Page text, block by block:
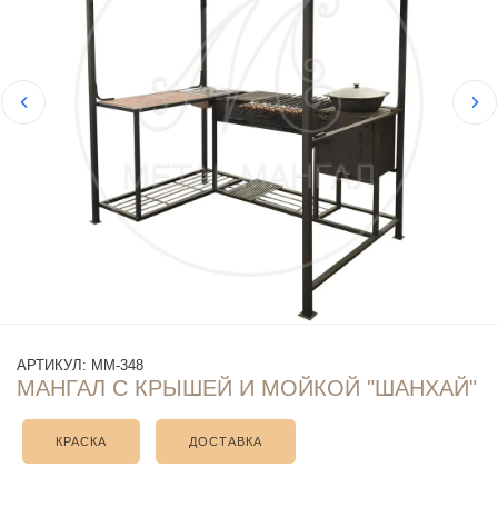
АРТИКУЛ: ММ-348
МАНГАЛ С КРЫШЕЙ И МОЙКОЙ "ШАНХАЙ"
КРАСКА ДОСТАВКА